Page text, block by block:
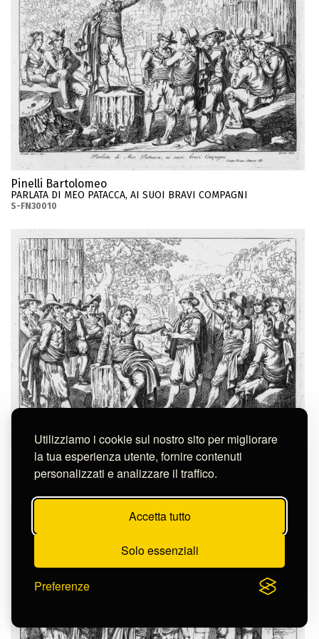
Utilizziamo i cookie sul nostro sito per migliorare
la tua esperienza utente, fornire contenuti
personalizzati e analizzare il traffico.
Accetta tutto
Solo essenziali
Preferenze
Pinelli Bartolomeo
PARLATA DI MEO PATACCA, AI SUOI BRAVI COMPAGNI
S-FN30010
Pinelli Bartolomeo
PARLATA DI CHECCO SCIALA, A MEO PATACCA
S-FN30011